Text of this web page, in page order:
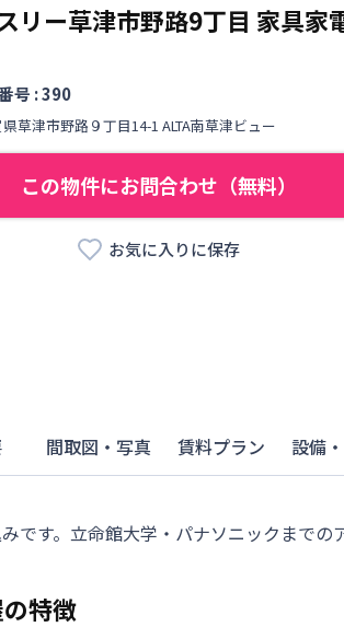
リー草津市野路9丁目 家具家
号 :390
草津市野路 ９丁目14-1 ALTA南草津ビュー
この物件にお問合わせ（無料）
お気に入りに保存
間取図・写真 賃料プラン 設備
です。立命館大学・パナソニックまでの
特徴